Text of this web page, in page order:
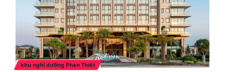
khu nghỉ dưỡng Phan Thiết